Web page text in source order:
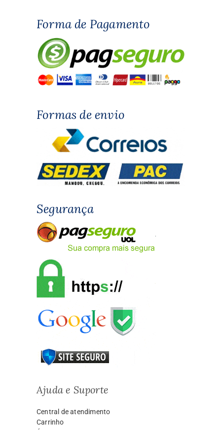
Forma de Pagamento
Formas de envio
Segurança
Ajuda e Suporte
Central de atendimento
Carrinho